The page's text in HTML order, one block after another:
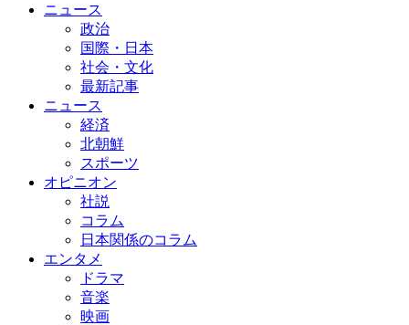
ニュース
政治
国際・日本
社会・文化
最新記事
ニュース
経済
北朝鮮
スポーツ
オピニオン
社説
コラム
日本関係のコラム
エンタメ
ドラマ
音楽
映画